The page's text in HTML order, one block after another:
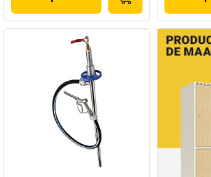
kaiserkraft
vindt u altijd het juiste
assortiment.